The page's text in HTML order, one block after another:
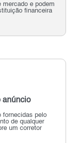
mercado e podem
financeira
anúncio
fornecidas pelo
de qualquer
um corretor